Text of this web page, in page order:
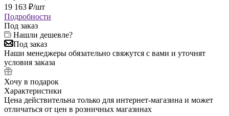
19 163 ₽/шт
Подробности
Под заказ
Нашли дешевле?
Под заказ
Наши менеджеры обязательно свяжутся с вами и уточнят
условия заказа
Хочу в подарок
Характеристики
Цена действительна только для интернет-магазина и может
отличаться от цен в розничных магазинах